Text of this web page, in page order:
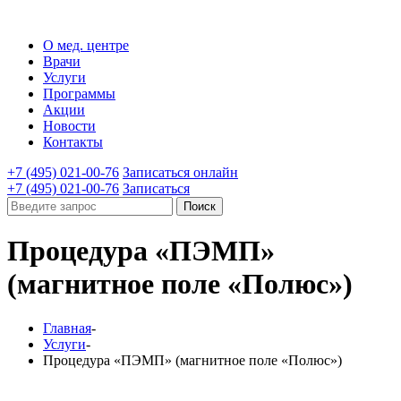
О мед. центре
Врачи
Услуги
Программы
Акции
Новости
Контакты
+7 (495) 021-00-76 Записаться онлайн
+7 (495) 021-00-76 Записаться
Поиск
Процедура «ПЭМП»
(магнитное поле «Полюс»)
Главная-
Услуги-
Процедура «ПЭМП» (магнитное поле «Полюс»)